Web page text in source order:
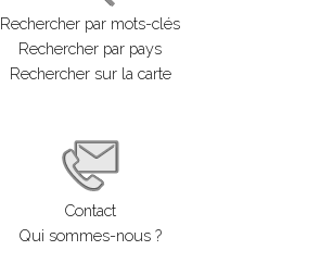
Rechercher par mots-clés
Rechercher par pays
Rechercher sur la carte
Contact
Qui sommes-nous ?